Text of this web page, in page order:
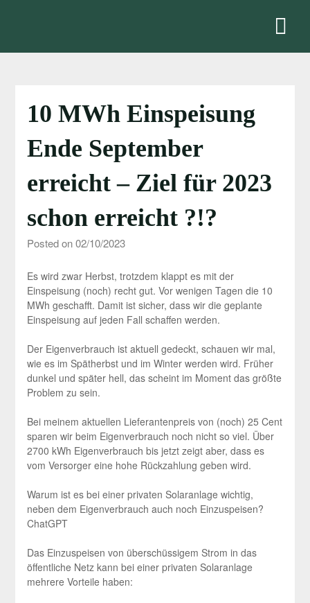
10 MWh Einspeisung
Ende September
erreicht – Ziel für 2023
schon erreicht ?!?
Posted on 02/10/2023
Es wird zwar Herbst, trotzdem klappt es mit der
Einspeisung (noch) recht gut. Vor wenigen Tagen die 10
MWh geschafft. Damit ist sicher, dass wir die geplante
Einspeisung auf jeden Fall schaffen werden.
Der Eigenverbrauch ist aktuell gedeckt, schauen wir mal,
wie es im Spätherbst und im Winter werden wird. Früher
dunkel und später hell, das scheint im Moment das größte
Problem zu sein.
Bei meinem aktuellen Lieferantenpreis von (noch) 25 Cent
sparen wir beim Eigenverbrauch noch nicht so viel. Über
2700 kWh Eigenverbrauch bis jetzt zeigt aber, dass es
vom Versorger eine hohe Rückzahlung geben wird.
Warum ist es bei einer privaten Solaranlage wichtig,
neben dem Eigenverbrauch auch noch Einzuspeisen?
ChatGPT
Das Einzuspeisen von überschüssigem Strom in das
öffentliche Netz kann bei einer privaten Solaranlage
mehrere Vorteile haben: